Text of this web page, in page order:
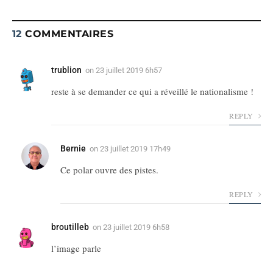
12 COMMENTAIRES
trublion on 23 juillet 2019 6h57
reste à se demander ce qui a réveillé le nationalisme !
REPLY
Bernie on 23 juillet 2019 17h49
Ce polar ouvre des pistes.
REPLY
broutilleb on 23 juillet 2019 6h58
l’image parle